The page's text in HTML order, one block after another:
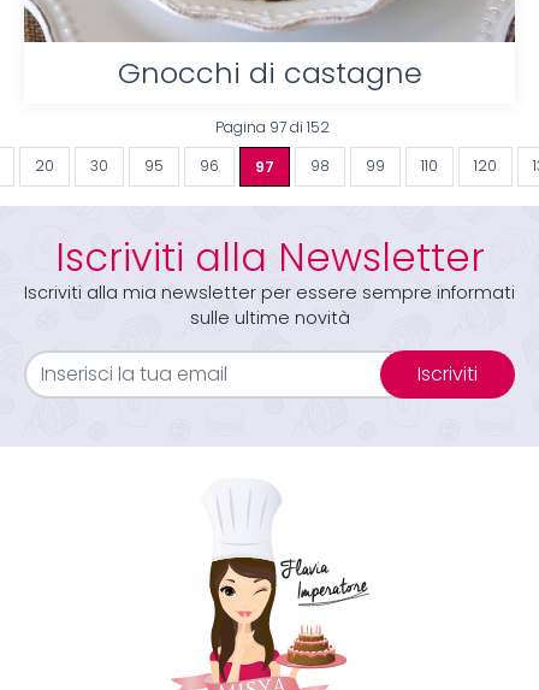
Gnocchi di castagne
Pagina 97 di 152
20 30 95 96 97 98 99 110 120
Iscriviti alla Newsletter
Iscriviti alla mia newsletter per essere sempre informati
sulle ultime novità
Iscriviti